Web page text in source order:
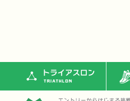
トライアスロン